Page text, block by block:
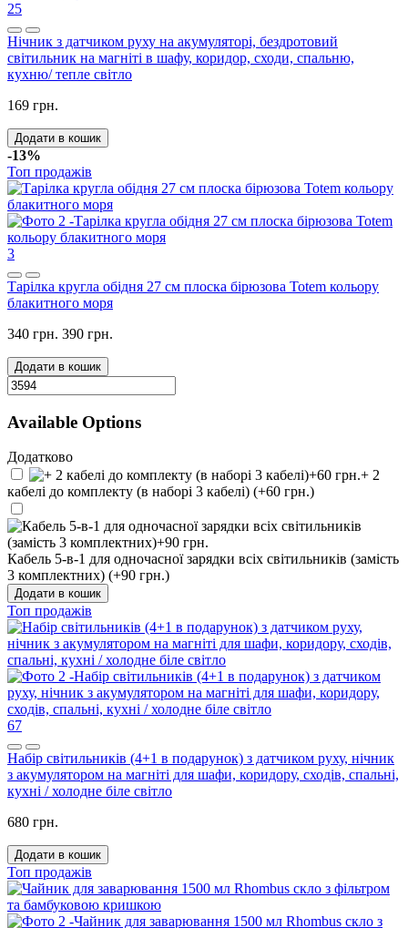
25
Нічник з датчиком руху на акумуляторі, бездротовий
світильник на магніті в шафу, коридор, сходи, спальню,
кухню/ тепле світло
169 грн.
Додати в кошик
-13%
Топ продажів
3
Тарілка кругла обідня 27 см плоска бірюзова Totem кольору
блакитного моря
340 грн. 390 грн.
Додати в кошик
Available Options
Додатково
+ 2
кабелі до комплекту (в наборі 3 кабелі) (+60 грн.)
Кабель 5-в-1 для одночасної зарядки всіх світильників (замість
3 комплектних) (+90 грн.)
Додати в кошик
Топ продажів
67
Набір світильників (4+1 в подарунок) з датчиком руху, нічник
з акумулятором на магніті для шафи, коридору, сходів, спальні,
кухні / холодне біле світло
680 грн.
Додати в кошик
Топ продажів